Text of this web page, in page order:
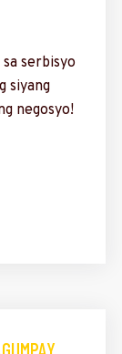
serbisyo
siyang
negosyo!